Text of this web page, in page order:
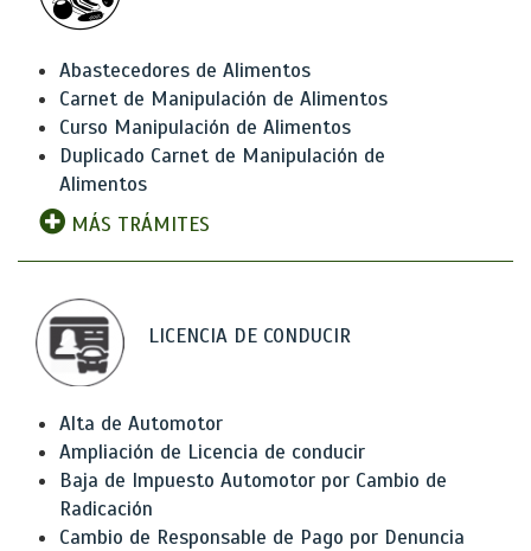
Abastecedores de Alimentos
Carnet de Manipulación de Alimentos
Curso Manipulación de Alimentos
Duplicado Carnet de Manipulación de
Alimentos
MÁS TRÁMITES
LICENCIA DE CONDUCIR
Alta de Automotor
Ampliación de Licencia de conducir
Baja de Impuesto Automotor por Cambio de
Radicación
Cambio de Responsable de Pago por Denuncia